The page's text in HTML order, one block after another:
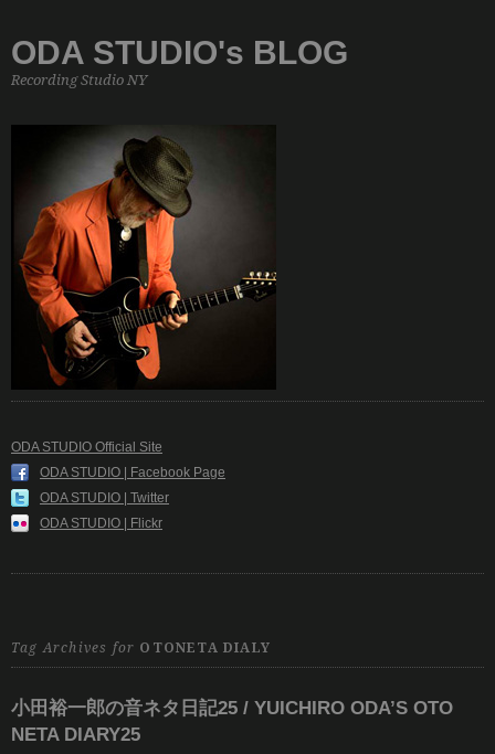
ODA STUDIO's BLOG
Recording Studio NY
ODA STUDIO Official Site
ODA STUDIO | Facebook Page
ODA STUDIO | Twitter
ODA STUDIO | Flickr
Tag Archives for OTONETA DIALY
小田裕一郎の音ネタ日記25 / YUICHIRO ODA’S OTO
NETA DIARY25